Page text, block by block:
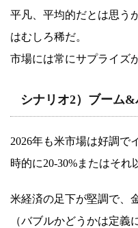
平凡、平均的だとは思う
はむしろ稀だ。
市場には常にサプライズ
シナリオ2）ブーム&
2026年も米市場は好調で
時的に20-30%またはそれ
米経済の足下が堅調で、
（バブルかどうかは定